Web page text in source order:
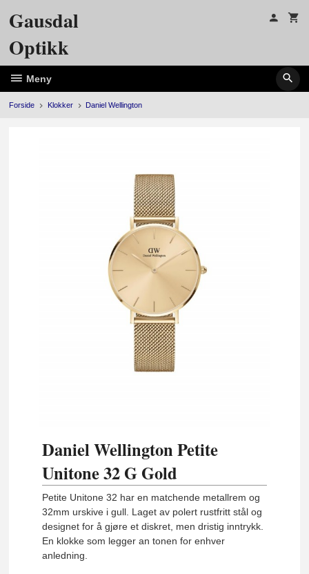
Gausdal
Optikk
Meny
Forside Klokker Daniel Wellington
Daniel Wellington Petite
Unitone 32 G Gold
Petite Unitone 32 har en matchende metallrem og
32mm urskive i gull. Laget av polert rustfritt stål og
designet for å gjøre et diskret, men dristig inntrykk.
En klokke som legger an tonen for enhver
anledning.